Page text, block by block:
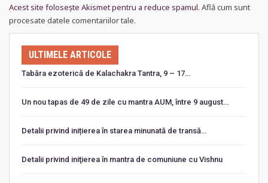
Acest site folosește Akismet pentru a reduce spamul. Află cum sunt
procesate datele comentariilor tale.
ULTIMELE ARTICOLE
Tabăra ezoterică de Kalachakra Tantra, 9 – 17…
Un nou tapas de 49 de zile cu mantra AUM, între 9 august…
Detalii privind inițierea în starea minunată de transă…
Detalii privind iniţierea în mantra de comuniune cu Vishnu